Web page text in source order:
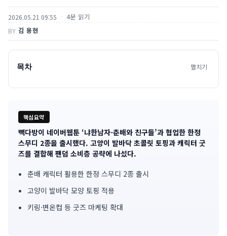
2026.05.21 09:55 4분 읽기
BY 김 용현
목차 펼치기
핵심요약
기
사
핵
심
빽다방이 네이버웹툰 ‘냐한남자-춘배와 친구들’과 협업한 한정
스무디 2종을 출시했다. 고양이 발바닥 초콜릿 토핑과 캐릭터 굿
즈를 결합해 팬덤 소비층 공략에 나섰다.
춘배 캐릭터 활용한 한정 스무디 2종 출시
고양이 발바닥 모양 토핑 적용
키링·변온컵 등 굿즈 마케팅 확대